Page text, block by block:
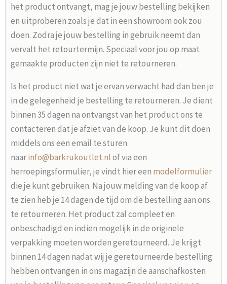
het product ontvangt, mag je jouw bestelling bekijken
en uitproberen zoals je dat in een showroom ook zou
doen. Zodra je jouw bestelling in gebruik neemt dan
vervalt het retourtermijn. Speciaal voor jou op maat
gemaakte producten zijn niet te retourneren.
Is het product niet wat je ervan verwacht had dan ben je
in de gelegenheid je bestelling te retourneren. Je dient
binnen 35 dagen na ontvangst van het product ons te
contacteren dat je afziet van de koop. Je kunt dit doen
middels ons een email te sturen
naarinfo@barkrukoutlet.nlof via een
herroepingsformulier, je vindt hier een modelformulier
die je kunt gebruiken. Na jouw melding van de koop af
te zien heb je 14 dagen de tijd om de bestelling aan ons
te retourneren. Het product zal compleet en
onbeschadigd en indien mogelijk in de originele
verpakking moeten worden geretourneerd. Je krijgt
binnen 14 dagen nadat wij je geretourneerde bestelling
hebben ontvangen in ons magazijn de aanschafkosten